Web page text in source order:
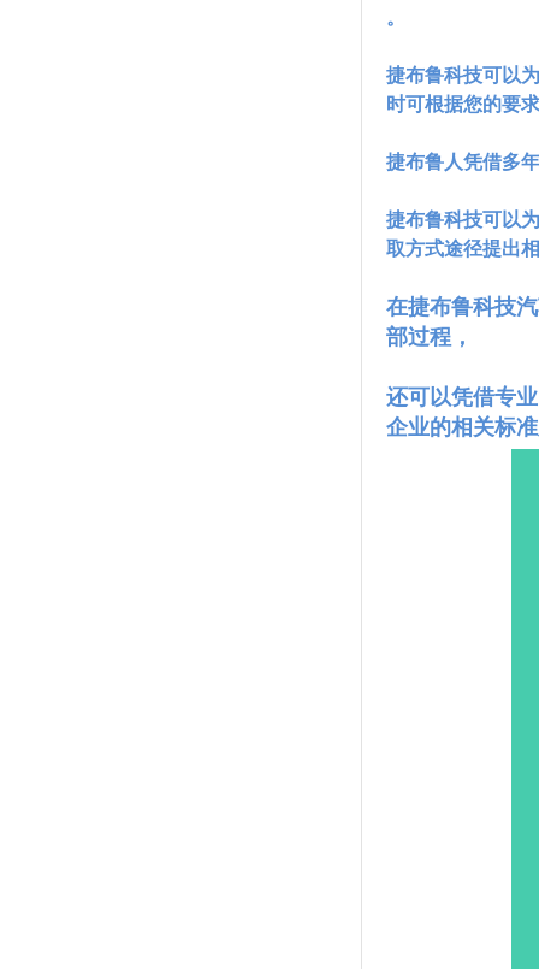
。
捷布鲁科技可以
时可根据您的要
捷布鲁人凭借多
捷布鲁科技可以
取方式途径提出
在捷布鲁科技
部过程，
还可以凭借专
企业的相关标